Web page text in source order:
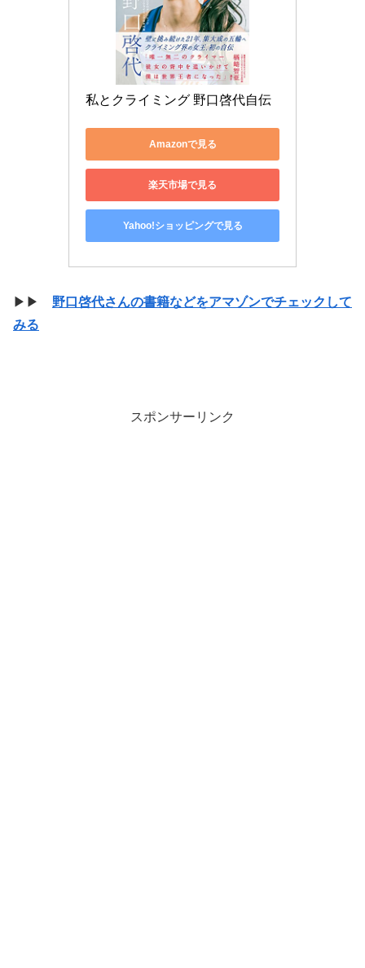
私とクライミング 野口啓代自伝
Amazonで見る
楽天市場で見る
Yahoo!ショッピングで見る
▶▶ 野口啓代さんの書籍などをアマゾンでチェックして
みる
スポンサーリンク